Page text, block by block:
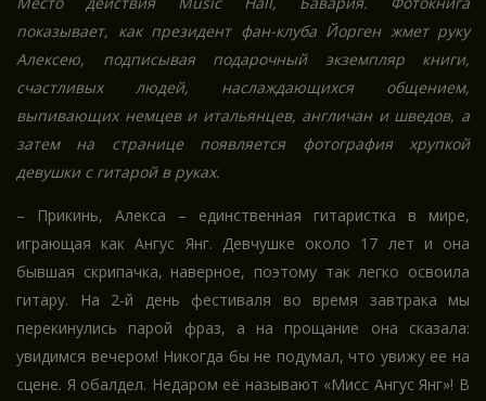
показывает, как президент фан-клуба Йорген жмет руку
Алексею, подписывая подарочный экземпляр книги,
счастливых людей, наслаждающихся общением,
выпивающих немцев и итальянцев, англичан и шведов, а
затем на странице появляется фотография хрупкой
девушки с гитарой в руках.
– Прикинь, Алекса – единственная гитаристка в мире,
играющая как Ангус Янг. Девчушке около 17 лет и она
бывшая скрипачка, наверное, поэтому так легко освоила
гитару. На 2-й день фестиваля во время завтрака мы
перекинулись парой фраз, а на прощание она сказала:
увидимся вечером! Никогда бы не подумал, что увижу ее на
сцене. Я обалдел. Недаром её называют «Мисс Ангус Янг»! В